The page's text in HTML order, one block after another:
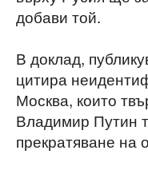
добави той.
В доклад,
цитира
Москва, които
Владимир Путин
прекратяване на